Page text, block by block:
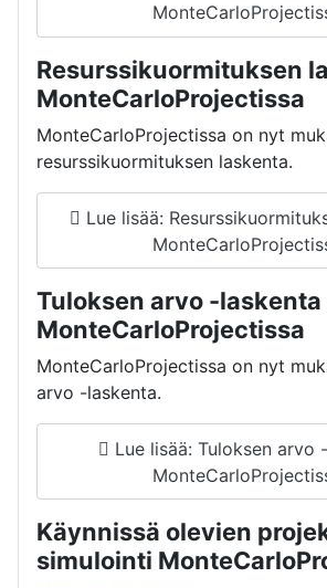
Resurssikuormituksen
MonteCarloProjectissa
MonteCarloProjectissa on nyt
resurssikuormituksen laskenta.
Lue lisää:
Tuloksen arvo -laskenta
MonteCarloProjectissa
MonteCarloProjectissa on nyt
arvo -laskenta.
Lue lisää: Tuloksen arvo
Käynnissä olevien
simulointi